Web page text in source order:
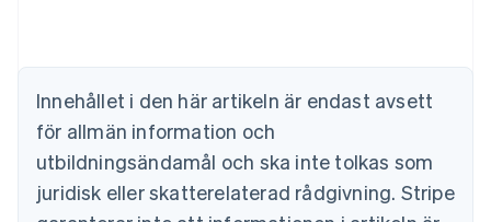
Innehållet i den här artikeln är endast avsett
för allmän information och
utbildningsändamål och ska inte tolkas som
juridisk eller skatterelaterad rådgivning. Stripe
Brasilien
PortuguêsEnglish
Bulgarien
English
Cypern
Danmark